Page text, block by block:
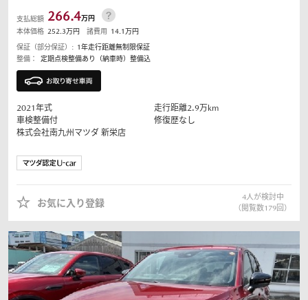
支払総額 266.4万円
本体価格 252.3万円 諸費用 14.1万円
保証（部分保証）: 1年走行距離無制限保証
整備：
定期点検整備あり（納車時）整備込
2021年式 走行距離2.9万km
車検整備付
修復歴なし
株式会社南九州マツダ 新栄店
お気に入り登録
4人が検討中
（閲覧数179回）